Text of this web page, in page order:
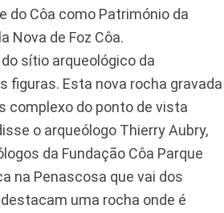
do Côa como Património da
Nova de Foz Côa.
sítio arqueológico da
figuras. Esta nova rocha gravada
complexo do ponto de vista
o arqueólogo Thierry Aubry,
da Fundação Côa Parque
na Penascosa que vai dos
uma rocha onde é